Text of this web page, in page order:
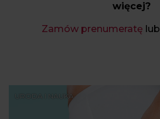
więcej?
Zamów prenumeratę lub
URODA I NAUKA